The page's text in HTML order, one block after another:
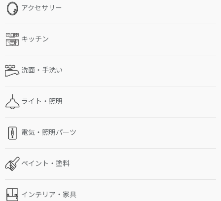
アクセサリー
キッチン
洗面・手洗い
ライト・照明
電気・照明パーツ
ペイント・塗料
インテリア・家具